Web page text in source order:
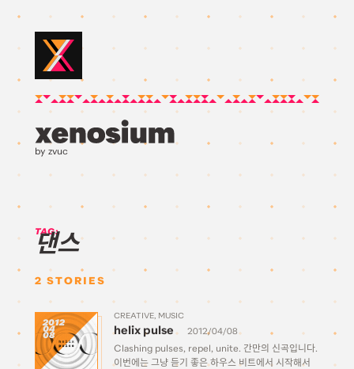
by zvuc
TAG:
댄스
2 STORIES
2012
04
08
CREATIVE MUSIC
helix pulse
2012/04/08
Clashing pulses, repel, unite. 간만의 신곡입니다.
이번에는 그냥 듣기 좋은 하우스 비트에서 시작해서